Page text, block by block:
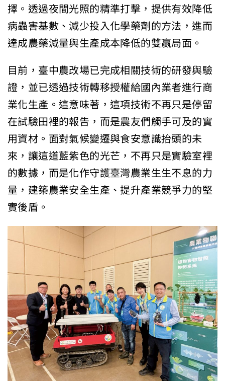
擇。透過夜間光照的精準打擊，提供有效降低
病蟲害基數、減少投入化學藥劑的方法，進而
達成農藥減量與生產成本降低的雙贏局面。
目前，臺中農改場已完成相關技術的研發與驗
證，並已透過技術轉移授權給國內業者進行商
業化生產。這意味著，這項技術不再只是停留
在試驗田裡的報告，而是農友們觸手可及的實
用資材。面對氣候變遷與食安意識抬頭的未
來，讓這道藍紫色的光芒，不再只是實驗室裡
的數據，而是化作守護臺灣農業生生不息的力
量，建築農業安全生產、提升產業競爭力的堅
實後盾。